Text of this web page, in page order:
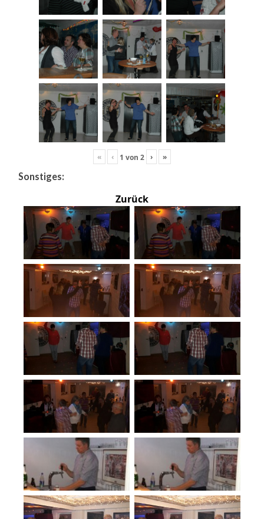
« ‹ 1 von 2 › »
Sonstiges:
Zurück